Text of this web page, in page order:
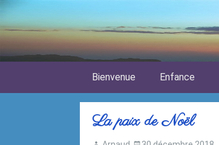
Bienvenue Enfance
La paix de Noël